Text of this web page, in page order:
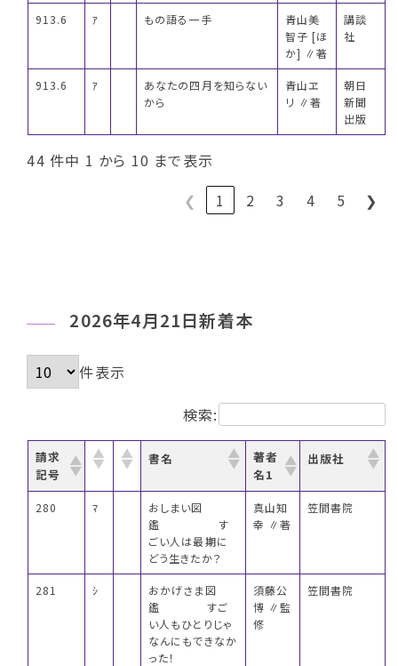
913.6 ｱ もの語る一手
青山美
智子 [ほ
か] ∥著
講談
社
913.6 ｱ
あなたの四月を知らない
から
青山ヱ
リ ∥著
朝日
新聞
出版
44 件中 1 から 10 まで表示
❮
1 2 3 4 5 ❯
2026年4月21日新着本
件表示
検索:
請求
記号
書名
著者
名1
出版社
280 ﾏ
おしまい図
鑑 す
ごい人は最期に
どう生きたか？
真山知
幸 ∥著
笠間書院
281 ｼ
おかげさま図
鑑 すご
い人もひとりじゃ
なんにもできなか
った！
須藤公
博 ∥監
修
笠間書院